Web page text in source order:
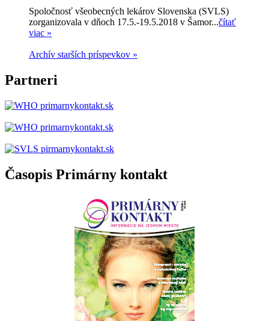
Spoločnosť všeobecných lekárov Slovenska (SVLS)
zorganizovala v dňoch 17.5.-19.5.2018 v Šamor...čítať
viac »
Archív starších príspevkov »
Partneri
Časopis Primárny kontakt